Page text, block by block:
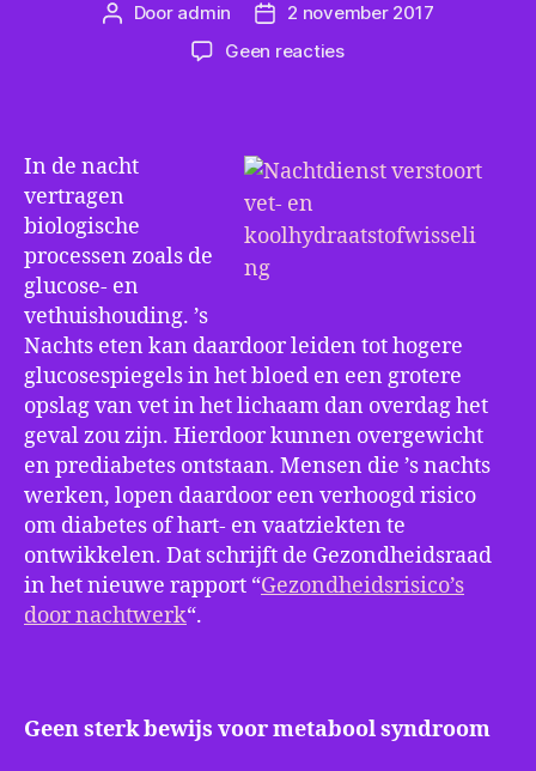
Berichtauteur
Door admin Berichtdatum
2 november 2017
Geen reactiesop
In de nacht
vertragen
biologische
processen zoals de
glucose- en
vethuishouding. ’s
Nachts eten kan daardoor leiden tot hogere
glucosespiegels in het bloed en een grotere
opslag van vet in het lichaam dan overdag het
geval zou zijn. Hierdoor kunnen overgewicht
en prediabetes ontstaan. Mensen die ’s nachts
werken, lopen daardoor een verhoogd risico
om diabetes of hart- en vaatziekten te
ontwikkelen. Dat schrijft de Gezondheidsraad
in het nieuwe rapport “Gezondheidsrisico’s
door nachtwerk“.
Geen sterk bewijs voor metabool syndroom